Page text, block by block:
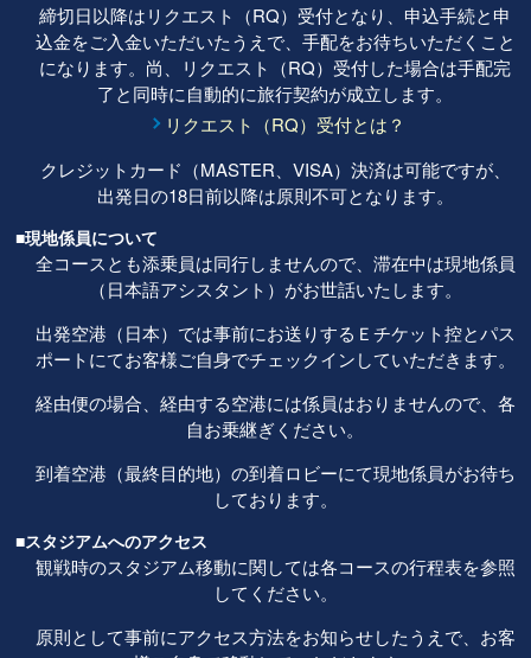
締切日以降はリクエスト（RQ）受付となり、申込手続と申
込金をご入金いただいたうえで、手配をお待ちいただくこと
になります。尚、リクエスト（RQ）受付した場合は手配完
了と同時に自動的に旅行契約が成立します。
リクエスト（RQ）受付とは？
クレジットカード（MASTER、VISA）決済は可能ですが、
出発日の18日前以降は原則不可となります。
■現地係員について
全コースとも添乗員は同行しませんので、滞在中は現地係員
（日本語アシスタント）がお世話いたします。
出発空港（日本）では事前にお送りするＥチケット控とパス
ポートにてお客様ご自身でチェックインしていただきます。
経由便の場合、経由する空港には係員はおりませんので、各
自お乗継ぎください。
到着空港（最終目的地）の到着ロビーにて現地係員がお待ち
しております。
■スタジアムへのアクセス
観戦時のスタジアム移動に関しては各コースの行程表を参照
してください。
原則として事前にアクセス方法をお知らせしたうえで、お客